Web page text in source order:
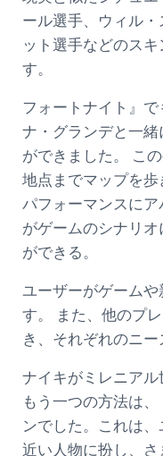
ール選手、ウィル
ット選手などのス
す。
フォートナイト』
ナ・グランデと一
ができました。 こ
地点までマップを
パフォーマンスに
がゲームのシナリ
ができる。
ユーザーがゲーム
す。 また、他のプ
き、それぞれのニー
ナイキがミレニア
もう一つの方法は
ンでした。これは
近い人物に扮し、